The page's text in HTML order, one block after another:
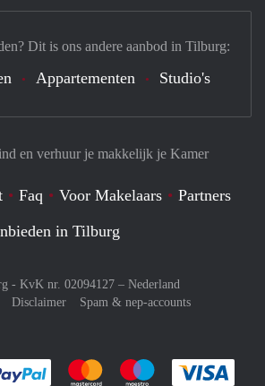
en verhuur je makkelijk je Kamer
Faq Voor Makelaars
Partners
in Tilburg
- KvK nr. 02094127 – Nederland
Disclaimer
Spam & nep-accounts
Je rekent gemakkelijk af met Paypal
Je rekent gemakkelijk af met
Je rekent
Dit is ons andere aanbod in Tilburg:
Appartementen Studio's